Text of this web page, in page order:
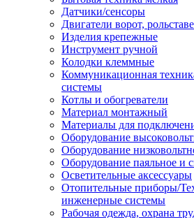
Датчики/сенсоры
Двигатели ворот,
Изделия крепежные
Инструмент ручной
Колодки клеммные
Коммуникационная
системы
Котлы и обогреватели
Материал монтажный
Материалы для
Оборудование
Оборудование
Оборудование паяльное и
Осветительные аксессуары
Отопительные приборы/
инженерные системы
Рабочая одежда, охрана